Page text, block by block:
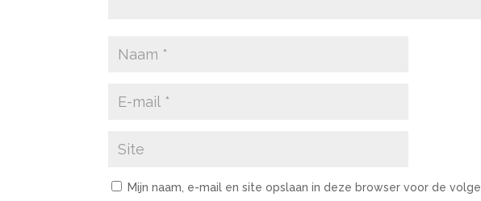
Mijn naam, e-mail en site opslaan in deze browser voor de